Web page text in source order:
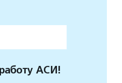
АСИ!